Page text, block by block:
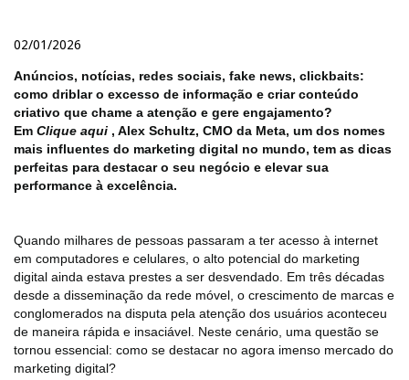
02/01/2026
Anúncios, notícias, redes sociais, fake news, clickbaits:
como driblar o excesso de informação e criar conteúdo
criativo que chame a atenção e gere engajamento?
Em Clique aqui , Alex Schultz, CMO da Meta, um dos nomes
mais influentes do marketing digital no mundo, tem as dicas
perfeitas para destacar o seu negócio e elevar sua
performance à excelência.
Quando milhares de pessoas passaram a ter acesso à internet
em computadores e celulares, o alto potencial do marketing
digital ainda estava prestes a ser desvendado. Em três décadas
desde a disseminação da rede móvel, o crescimento de marcas e
conglomerados na disputa pela atenção dos usuários aconteceu
de maneira rápida e insaciável. Neste cenário, uma questão se
tornou essencial: como se destacar no agora imenso mercado do
marketing digital?